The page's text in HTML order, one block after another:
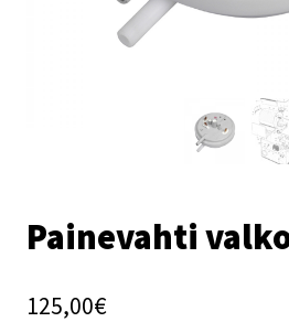
Painevahti
125,00€